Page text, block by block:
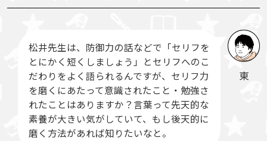
東
松井先生は、防御力の話などで「セリフを
とにかく短くしましょう」とセリフへのこ
だわりをよく語られるんですが、セリフ力
を磨くにあたって意識されたこと・勉強さ
れたことはありますか？言葉って先天的な
素養が大きい気がしていて、もし後天的に
磨く方法があれば知りたいなと。